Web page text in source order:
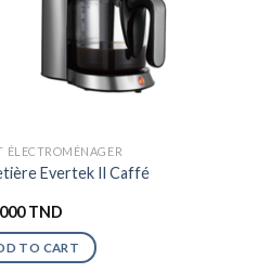
ÉLECTROMÉNAGER
Evertek Il Caffé
TND
TO CART